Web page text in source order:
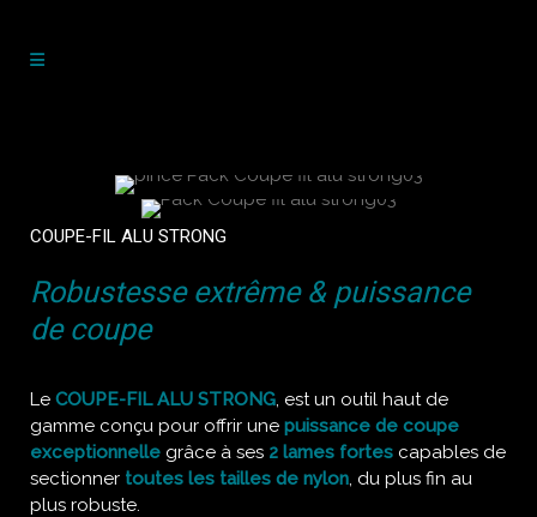
COUPE-FIL ALU STRONG
Robustesse extrême & puissance
de coupe
Le COUPE-FIL ALU STRONG, est un outil haut de
gamme conçu pour offrir une puissance de coupe
exceptionnelle grâce à ses 2 lames fortes capables de
sectionner toutes les tailles de nylon, du plus fin au
plus robuste.